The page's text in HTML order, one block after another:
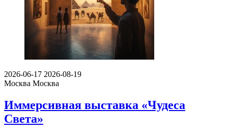
2026-06-17 2026-08-19
Москва Москва
Иммерсивная выставка «Чудеса
Света»